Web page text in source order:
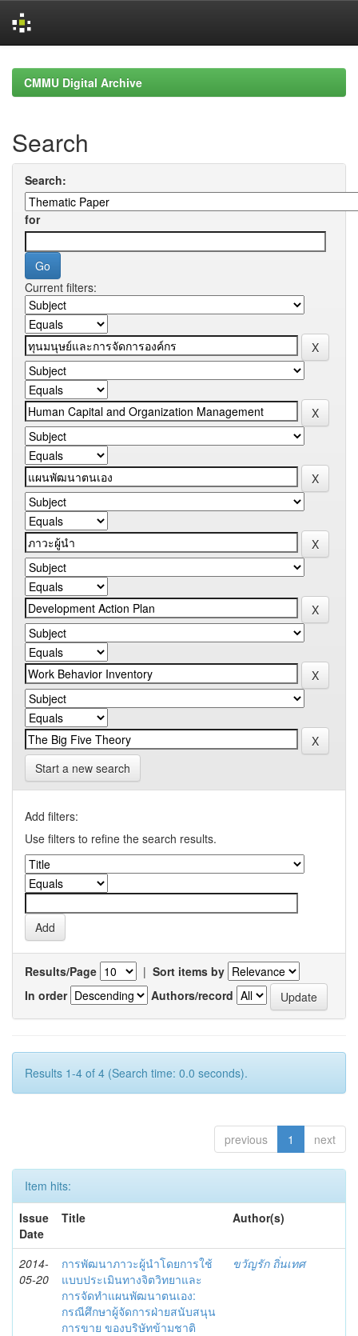
navigationCMMU Digital Archive
Search
Search:
for
Current filters:
Start a new search
Add filters:
Use filters to refine the search results.
Results/Page | Sort items by
In order
Authors/record
Results 1-4 of 4 (Search time: 0.0 seconds).
previous 1 next
Item hits:
Issue
Date
Title Author(s)
2014-
05-20
การพัฒนาภาวะผู้นำโดยการใช้
แบบประเมินทางจิตวิทยาและ
การจัดทำแผนพัฒนาตนเอง:
กรณีศึกษาผู้จัดการฝ่ายสนับสนุน
การขาย ของบริษัทข้ามชาติ
ขวัญรัก ถิ่นเทศ